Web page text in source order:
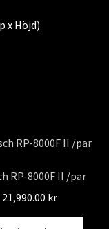
x Höjd)
RP-8000F II /par
21,990.00 kr